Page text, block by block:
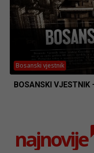
Bosanski vjestnik
BOSANSKI VJESTNIK
najnovije